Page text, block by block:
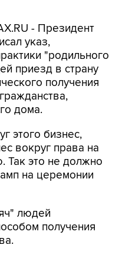
- Президент
указ,
"родильного
приезд в страну
получения
дома.
этого бизнес,
вокруг права на
Так это не должно
на церемонии
людей
получения